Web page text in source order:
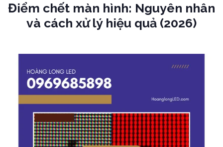
Điểm chết màn hình: Nguyên nhân
và cách xử lý hiệu quả (2026)